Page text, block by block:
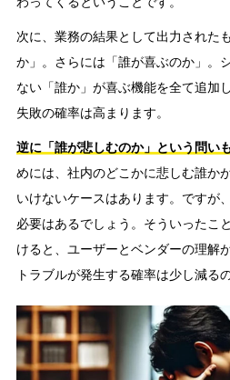
次に、業務の結果として出力された
か」。さらには「誰が喜ぶのか」。
ない「誰か」が喜ぶ機能を全て追加
失敗の確率は高まります。
逆に「誰が悲しむのか」という問い
めには、社内のどこかに悲しむ誰か
いけないケースはあります。ですが
必要はあるでしょう。そういったこ
けると、ユーザーとベンダーの理解
トラブルが発生する確率は少し減る